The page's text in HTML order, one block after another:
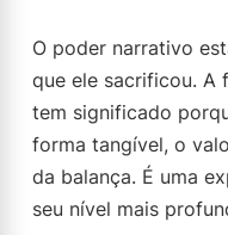
O poder narrativo
que ele sacrificou. A
tem significado
forma tangível, o
da balança. É uma
seu nível mais